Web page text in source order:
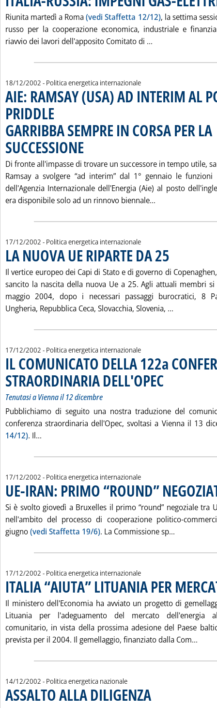
Riunita martedì a Roma(vedi Staffetta 12/12), la settima
russo per la cooperazione economica, industriale e
riavvio dei lavori dell'apposito Comitato di ...
18/12/2002 - Politica energetica internazionale
AIE: RAMSAY (USA) AD INTERIM AL
PRIDDLE
GARRIBBA SEMPRE IN CORSA PER LA
SUCCESSIONE
Di fronte all'impasse di trovare un successore in tempo utile,
Ramsay a svolgere “ad interim” dal 1° gennaio le
dell'Agenzia Internazionale dell'Energia (Aie) al posto
era disponibile solo ad un rinnovo biennale...
17/12/2002 - Politica energetica internazionale
LA NUOVA UE RIPARTE DA 25
Il vertice europeo dei Capi di Stato e di governo di
sancito la nascita della nuova Ue a 25. Agli attuali membri si
maggio 2004, dopo i necessari passaggi burocratici, 8
Ungheria, Repubblica Ceca, Slovacchia, Slovenia, ...
17/12/2002 - Politica energetica internazionale
IL COMUNICATO DELLA 122a
STRAORDINARIA DELL'OPEC. Sottotitolo: Tenutasi
. Pubblicata martedì
Tenutasi a Vienna il 12 dicembre
Pubblichiamo di seguito una nostra traduzione del
conferenza straordinaria dell'Opec, svoltasi a Vienna il 13
14/12). Il...
17/12/2002 - Politica energetica internazionale
UE-IRAN: PRIMO “ROUND”
Si è svolto giovedì a Bruxelles il primo “round” negoziale tra
nell'ambito del processo di cooperazione politico-
giugno(vedi Staffetta 19/6). La Commissione sp...
17/12/2002 - Politica energetica internazionale
ITALIA “AIUTA” LITUANIA PER
Il ministero dell'Economia ha avviato un progetto di
Lituania per l'adeguamento del mercato dell'energia
comunitario, in vista della prossima adesione del Paese
prevista per il 2004. Il gemellaggio, finanziato dalla Com...
14/12/2002 - Politica energetica nazionale
ASSALTO ALLA DILIGENZA